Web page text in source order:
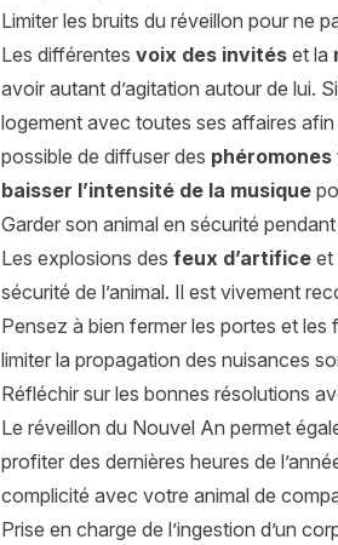
Limiter les bruits du réveillon pour ne
Les différentes voix des invités et la
avoir autant d’agitation autour de lui.
logement avec toutes ses affaires afin
possible de diffuser des
baisser l’intensité de la musique
Garder son animal en sécurité
Les explosions des feux d’artifice et
sécurité de l’animal. Il est vivement
Pensez à bien fermer les portes et
limiter la propagation des nuisances
Réfléchir sur les bonnes résolutions
Le réveillon du Nouvel An permet
profiter des dernières heures de
complicité avec votre animal de
Prise en charge de l’ingestion d’un